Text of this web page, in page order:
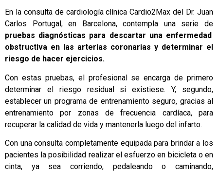
En la consulta de cardiología clínica Cardio2Max del Dr. Juan
Carlos Portugal, en Barcelona, contempla una serie de
pruebas diagnósticas para descartar una enfermedad
obstructiva en las arterias coronarias y determinar el
riesgo de hacer ejercicios.
Con estas pruebas, el profesional se encarga de primero
determinar el riesgo residual si existiese. Y, segundo,
establecer un programa de entrenamiento seguro, gracias al
entrenamiento por zonas de frecuencia cardíaca, para
recuperar la calidad de vida y mantenerla luego del infarto.
Con una consulta completamente equipada para brindar a los
pacientes la posibilidad realizar el esfuerzo en bicicleta o en
cinta, ya sea corriendo, pedaleando o caminando,